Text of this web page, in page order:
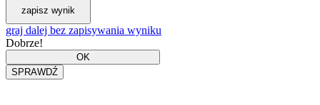
graj dalej bez zapisywania wyniku
Dobrze!